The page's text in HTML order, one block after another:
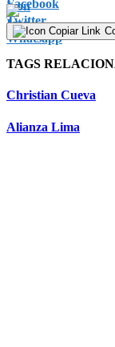
TAGS
Christian Cueva
Alianza Lima